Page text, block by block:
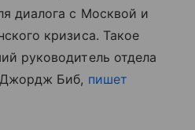
диалога с Москвой и
кризиса. Такое
руководитель отдела
Джордж Биб, пишет